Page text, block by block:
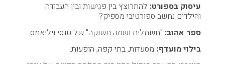
עיסוק בספורט: להתרוצץ בין פגישות ובין העבודה
והילדים נחשב ספורטיבי מספיק?
ספר אהוב: "חשמלית ושמה תשוקה" של טנסי ויליאמס.
בילוי מועדף: מסעדות, בתי קפה, הופעות.